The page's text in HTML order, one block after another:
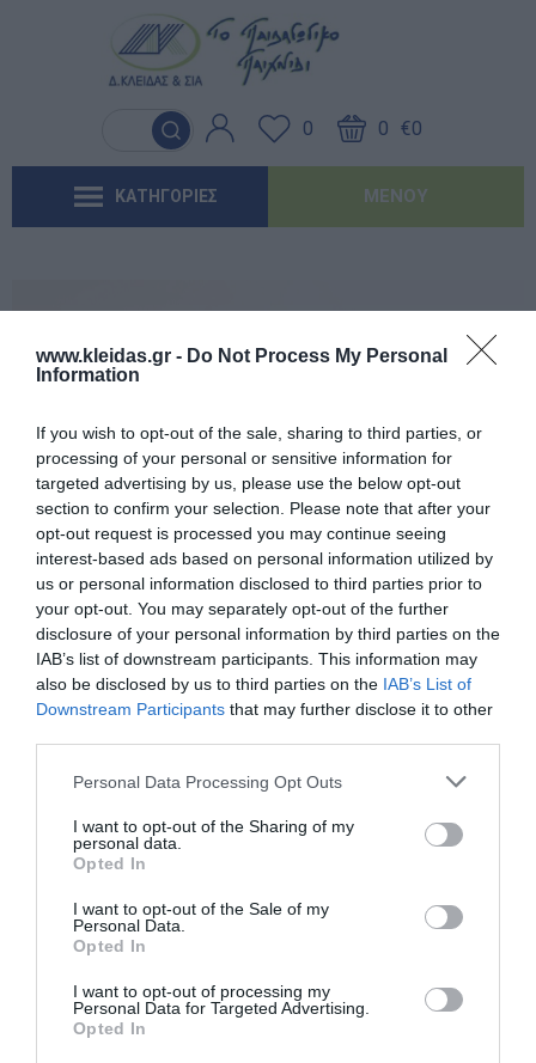
www.kleidas.gr - Do Not Process My Personal
Information
If you wish to opt-out of the sale, sharing to third parties, or
processing of your personal or sensitive information for
targeted advertising by us, please use the below opt-out
section to confirm your selection. Please note that after your
opt-out request is processed you may continue seeing
interest-based ads based on personal information utilized by
us or personal information disclosed to third parties prior to
your opt-out. You may separately opt-out of the further
disclosure of your personal information by third parties on the
IAB’s list of downstream participants. This information may
also be disclosed by us to third parties on the IAB’s List of
Downstream Participants that may further disclose it to other
Personal Data Processing Opt Outs
I want to opt-out of the Sharing of my
personal data.
Opted In
I want to opt-out of the Sale of my
Personal Data.
Opted In
I want to opt-out of processing my
Personal Data for Targeted Advertising.
Opted In
0 0 €0
ΚΑΤΗΓΟΡΙΕΣ ΜΕΝΟΎ
Εγγεγραμμένος πελάτης
Θυμήσου με
Γλώσσα & Γραφή
Ανακαλύπτοντας τα Μαθηματικά
Φυσικές Επιστήμες
Λογοθεραπεία
Προβλήματα Όρασης
Βασικός εξοπλισμός & Μονάδες
Χειροτεχνία
Χορός & Θέατρο
Παιχνίδια Κήπου
Επαγγελματικές Παιδικές Χαρές
Συνθέσεις Παιδικής Χαράς για ΑμεΑ
Ιδέες για τα Χριστούγεννα
Ιδέες για τις Απόκριες
Ιδέες για το Πάσχα
Έντυπα-Βιβλία Παιδικών Σταθμων
Έντυπα-Βιβλία Νηπιαγωγείων
Έντυπα-Βιβλία Δημοτικών
'Έντυπα-Βιβλία Σχολικών Επιτροπών
Αναμνηστικά Νηπιαγωγείων